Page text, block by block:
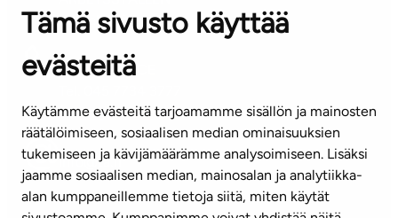
Tämä sivusto käyttää
evästeitä
Käytämme evästeitä tarjoamamme sisällön ja mainosten
räätälöimiseen, sosiaalisen median ominaisuuksien
tukemiseen ja kävijämäärämme analysoimiseen. Lisäksi
jaamme sosiaalisen median, mainosalan ja analytiikka-
alan kumppaneillemme tietoja siitä, miten käytät
Kontaktinformation
KUNDSERVICE
(vardagar kl. 8–16)
info@ta.fi